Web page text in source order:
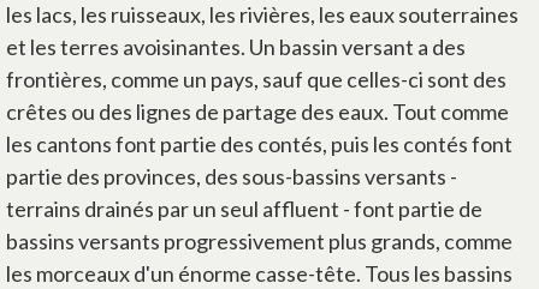
les lacs, les ruisseaux, les rivières, les eaux souterraines
et les terres avoisinantes. Un bassin versant a des
frontières, comme un pays, sauf que celles-ci sont des
crêtes ou des lignes de partage des eaux. Tout comme
les cantons font partie des contés, puis les contés font
partie des provinces, des sous-bassins versants -
terrains drainés par un seul affluent - font partie de
bassins versants progressivement plus grands, comme
les morceaux d'un énorme casse-tête. Tous les bassins